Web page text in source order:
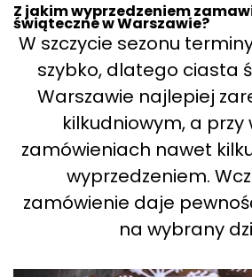
Z jakim wyprzedzeniem
świąteczne w Warszawie?
W szczycie sezonu
szybko, dlatego ciasta
Warszawie najlepiej
kilkudniowym, a przy
zamówieniach nawet
wyprzedzeniem.
zamówienie daje
na wybrany